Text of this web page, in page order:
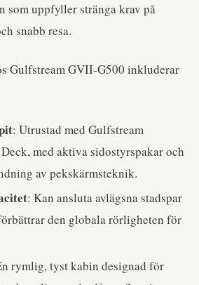
som uppfyller stränga krav på
snabb resa.
Gulfstream GVII-G500 inkluderar
: Utrustad med Gulfstream
med aktiva sidostyrspakar och
av pekskärmsteknik.
: Kan ansluta avlägsna stadspar
den globala rörligheten för
rymlig, tyst kabin designad för